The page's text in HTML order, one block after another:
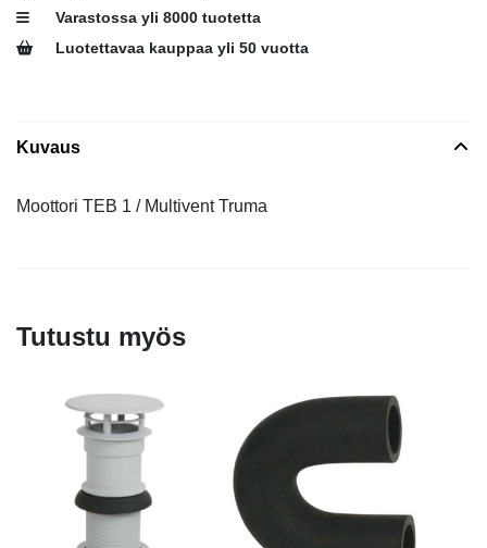
Varastossa yli 8000 tuotetta
Luotettavaa kauppaa yli 50 vuotta
Kuvaus
Moottori TEB 1 / Multivent Truma
Tutustu myös